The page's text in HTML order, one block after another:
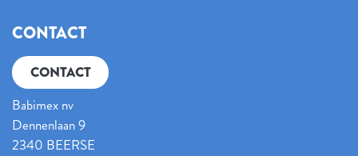
CONTACT
CONTACT
Babimex nv
Dennenlaan 9
2340 BEERSE